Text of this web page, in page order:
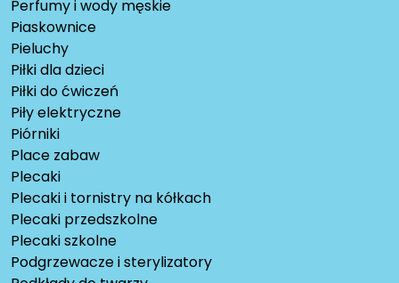
Perfumy i wody męskie
Piaskownice
Pieluchy
Piłki dla dzieci
Piłki do ćwiczeń
Piły elektryczne
Piórniki
Place zabaw
Plecaki
Plecaki i tornistry na kółkach
Plecaki przedszkolne
Plecaki szkolne
Podgrzewacze i sterylizatory